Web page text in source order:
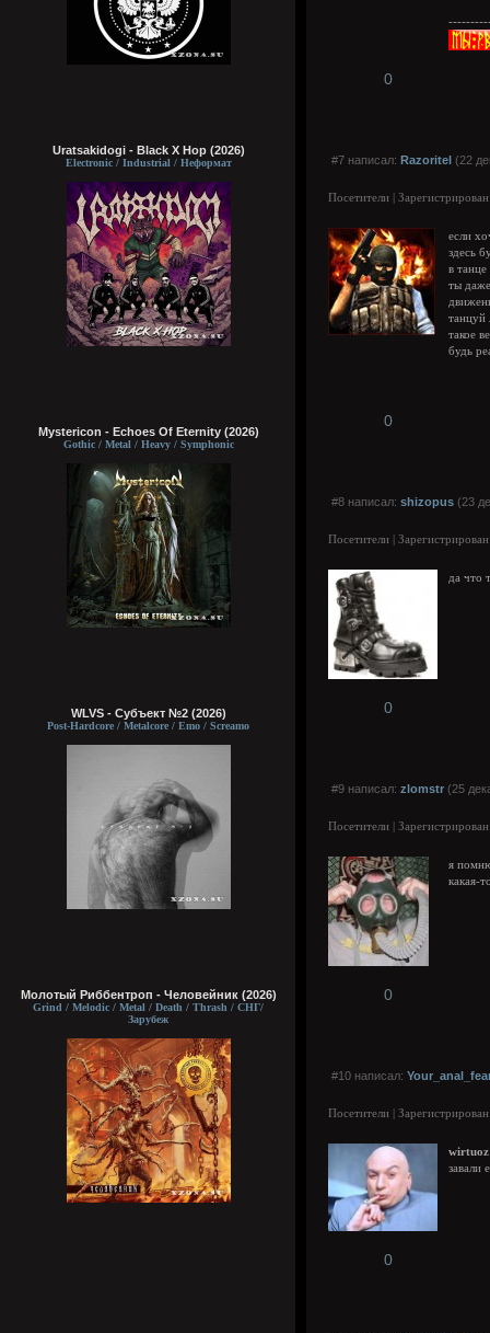
Uratsakidogi - Black X Hop (2026)
Electronic / Industrial / Неформат
Mystericon - Echoes Of Eternity (2026)
Gothic / Metal / Heavy / Symphonic
WLVS - Субъект №2 (2026)
Post-Hardcore / Metalcore / Emo / Screamo
Молотый Риббентроп - Человейник (2026)
Grind / Melodic / Metal / Death / Thrash / СНГ/
Зарубеж
0
#7 написал: Razoritel (22
Посетители |
если
здесь
в танце
ты
танцуй
такое
будь
0
#8 написал: shizopus (23
Посетители |
да что
0
#9 написал: zlomstr (25
Посетители |
я
какая-
0
#10 написал:
Посетители |
завали
0